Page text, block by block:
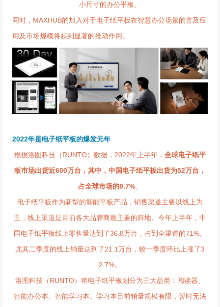
小尺寸的办公平板。
同时，MAXHUB的加入对于电子纸平板在智慧办公场景的普及应
用及市场规模将起到显著的推动作用。
2022年是电子纸平板的爆发元年
根据洛图科技（RUNTO）数据，2022年上半年， 全球电子纸平
板市场出货近600万台，其中，中国电子纸平板出货为52万台，
占全球市场的8.7%。
电子纸平板作为新型的智能平板产品，销售渠道主要以线上为
主，线上渠道是目前各大品牌商最主要的阵地。今年上半年，中
国电子纸平板线上零售量达到了36.8万台，占到全渠道的71%。
尤其二季度的线上销量达到了21.1万台，较一季度环比上涨了3
2.7%。
洛图科技（RUNTO）将电子纸平板划分为三大品类：阅读器、
智能办公本、智能学习本。学习本目前销量规模有限，暂时无法